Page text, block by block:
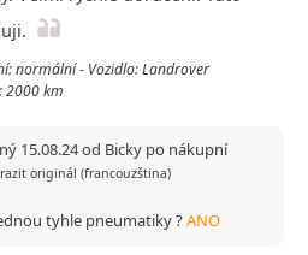
normální - Vozidlo: Landrover
2000 km
15.08.24 od Bicky po nákupní
originál (francouzština)
tyhle pneumatiky ?ANO